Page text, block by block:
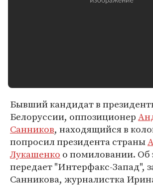
Бывший кандидат в
Белоруссии, оппозиционер
Санников, находящийся в
попросил президента страны
Лукашенко о помиловании. Об
передает "Интерфакс-Запад",
Санникова, журналистка